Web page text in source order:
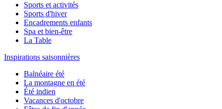
Sports et activités
Sports d'hiver
Encadrements enfants
Spa et bien-être
La Table
Inspirations saisonnières
Balnéaire été
La montagne en été
Été indien
Vacances d'octobre